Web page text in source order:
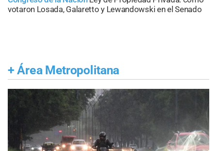
votaron Losada, Galaretto y Lewandowski en el Senado
+ Área Metropolitana